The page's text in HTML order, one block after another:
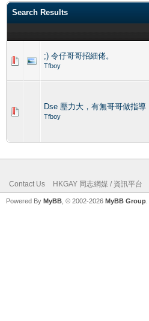
Search Results
;) 令仔哥哥招細佬。
Tfboy
Dse 壓力大，有無哥哥做指導
Tfboy
Contact Us HKGAY 同志網媒 / 資訊平台
Powered By MyBB , © 2002-2026 MyBB Group